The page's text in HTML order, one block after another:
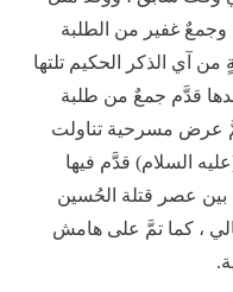
وجمعٌ غفير من الطلبة
من آي الذكر الحكيم تلتها
قدَّم جمعٌ من طلبة
عرض مسرحية تناولت
السلام) قدَّم فيها
بين عصر قتلة الحُسين
، كما تمَّ على هامش